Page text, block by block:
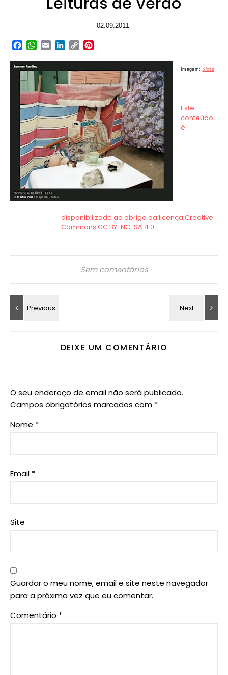
02.09.2011
Facebook
WhatsApp
EmailLinkedIn
Copy
Imagem: Slate
Sem comentários
DEIXE UM COMENTÁRIO
O seu endereço de email não será publicado.
Campos obrigatórios marcados com *
Nome *
Email *
Site
Guardar o meu nome, email e site neste navegador
para a próxima vez que eu comentar.
Comentário *